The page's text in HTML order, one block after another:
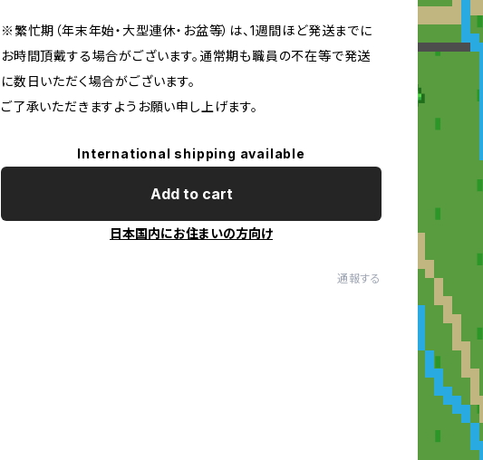
※繁忙期（年末年始・大型連休・お盆等）は、1週間ほど発送までに
お時間頂戴する場合がございます。通常期も職員の不在等で発送
に数日いただく場合がございます。
ご了承いただきますようお願い申し上げます。
International shipping available
Add to cart
日本国内にお住まいの方向け
通報する